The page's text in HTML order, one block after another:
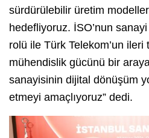
sürdürülebilir üretim
hedefliyoruz. İSO’nun
rolü ile Türk Telekom’un ileri
mühendislik gücünü bir
sanayisinin dijital dönüşüm
etmeyi amaçlıyoruz” dedi.